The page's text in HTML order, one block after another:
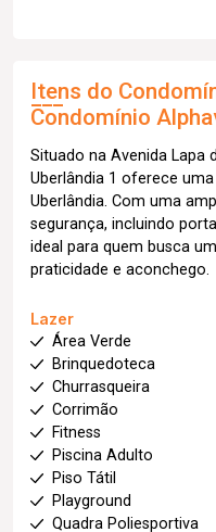
Itens do
Condomínio
Situado na Avenida Lapa
Uberlândia 1 oferece
Uberlândia. Com uma
segurança, incluindo
ideal para quem busca
praticidade e aconchego.
Lazer
Área Verde
Brinquedoteca
Churrasqueira
Corrimão
Fitness
Piscina Adulto
Piso Tátil
Playground
Quadra Poliesportiva